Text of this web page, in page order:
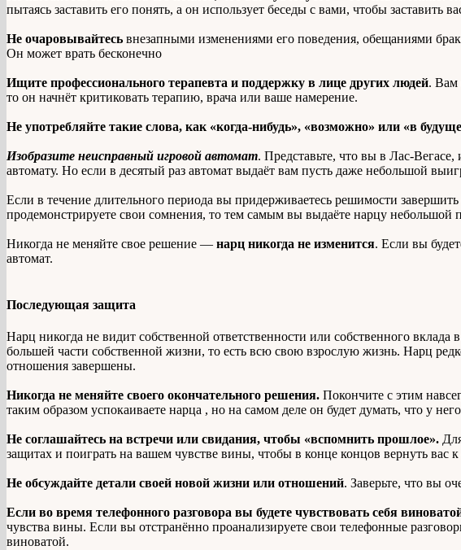
пытаясь заставить его понять, а он использует беседы с вами, чтобы заставить
Не очаровывайтесь внезапными изменениями его поведения, обещаниями
Он может врать бесконечно
Ищите профессионального терапевта и поддержку в лице других людей. Вам
то он начнёт критиковать терапию, врача или ваше намерение.
Не употребляйте такие слова, как «когда-нибудь», «возможно» или «в
Изобразите неисправный игровой автомат. Представьте, что вы в Лас-Вегасе,
автомату. Но если в десятый раз автомат выдаёт вам пусть даже небольшой
Если в течение длительного периода вы придерживаетесь решимости
продемонстрируете свои сомнения, то тем самым вы выдаёте нарцу небольшой
Никогда не меняйте свое решение — нарц никогда не изменится. Если вы
автомат.
Последующая защита
Нарц никогда не видит собственной ответственности или собственного
большей части собственной жизни, то есть всю свою взрослую жизнь. Нарц
отношения завершены.
Никогда не меняйте своего окончательного решения. Покончите с этим
таким образом успокаиваете нарца , но на самом деле он будет думать, что у
Не соглашайтесь на встречи или свидания, чтобы «вспомнить прошлое».
защитах и поиграть на вашем чувстве вины, чтобы в конце концов вернуть вас к
Не обсуждайте детали своей новой жизни или отношений. Заверьте, что вы
Если во время телефонного разговора вы будете чувствовать себя
чувства вины. Если вы отстранённо проанализируете свои телефонные
виноватой.